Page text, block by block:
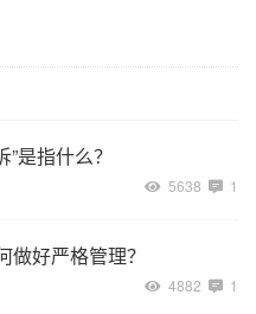
”是指什么？
5638 1
做好严格管理？
4882 1